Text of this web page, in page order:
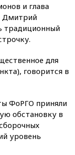
и глава
Дмитрий
традиционный
для
говорится в
ФоРГО приняли
обстановку в
уровень